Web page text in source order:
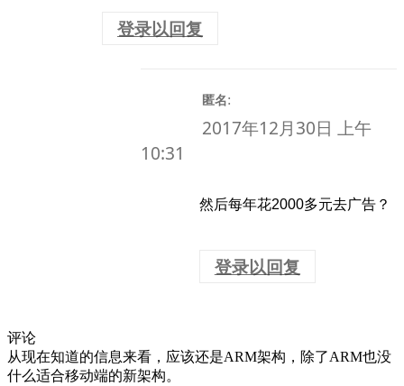
登录以回复
匿名:
2017年12月30日 上午
10:31
然后每年花2000多元去广告？
登录以回复
评论
从现在知道的信息来看，应该还是ARM架构，除了ARM也没
什么适合移动端的新架构。